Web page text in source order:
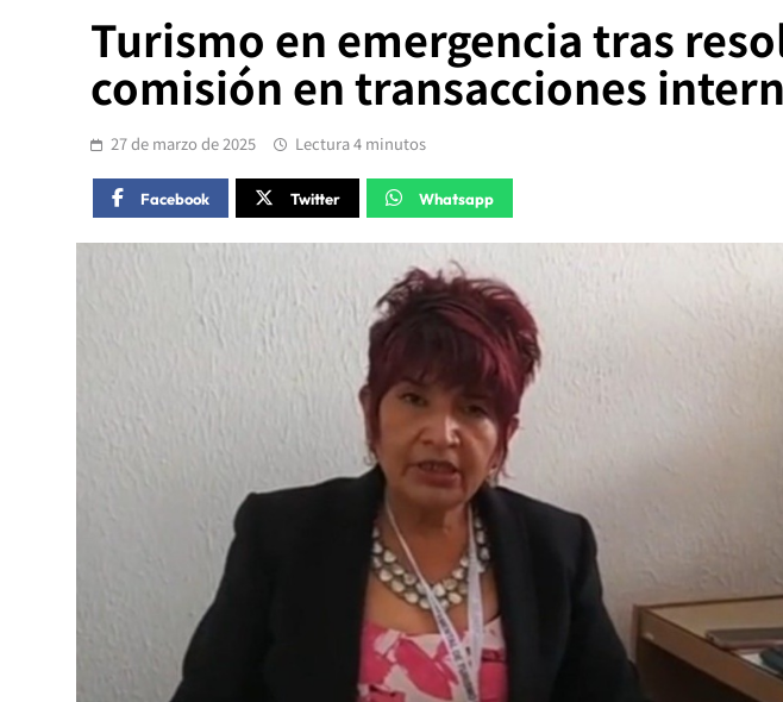
Turismo en emergencia tras
comisión en transacciones
27 de marzo de 2025 Lectura 4 minutos
Facebook Twitter Whatsapp